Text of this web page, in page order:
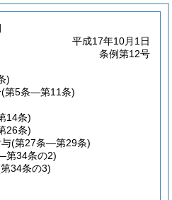
平成17年10月1日
条例第12号
)
(第5条―第11条)
14条)
26条)
(第27条―第29条)
第34条の2)
34条の3)